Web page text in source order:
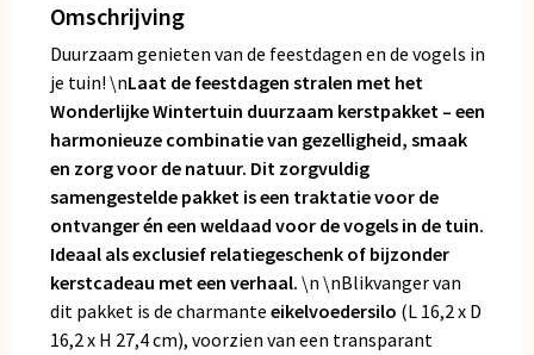
Omschrijving
Duurzaam genieten van de feestdagen en de vogels in
je tuin! \nLaat de feestdagen stralen met het
Wonderlijke Wintertuin duurzaam kerstpakket – een
harmonieuze combinatie van gezelligheid, smaak
en zorg voor de natuur. Dit zorgvuldig
samengestelde pakket is een traktatie voor de
ontvanger én een weldaad voor de vogels in de tuin.
Ideaal als exclusief relatiegeschenk of bijzonder
kerstcadeau met een verhaal. \n \nBlikvanger van
dit pakket is de charmante eikelvoedersilo (L 16,2 x D
16,2 x H 27,4 cm), voorzien van een transparant